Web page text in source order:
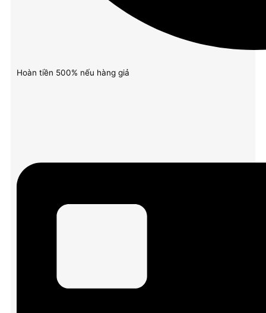
Hoàn tiền 500% nếu hàng giả